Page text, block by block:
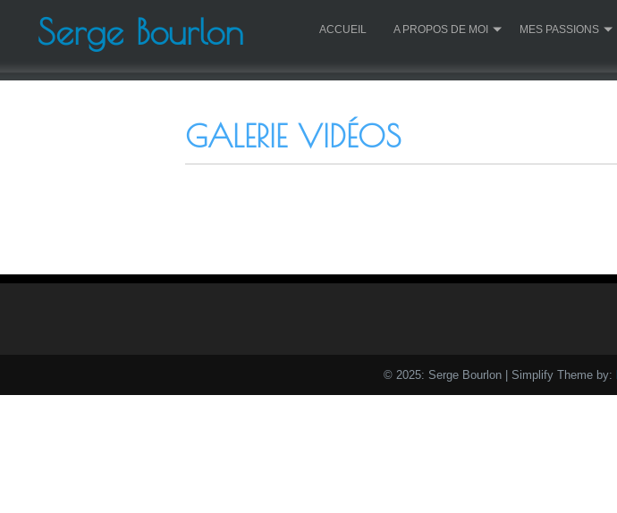
Serge Bourlon ACCUEIL A PROPOS DE MOI MES PASSIONS
GALERIE VIDÉOS
© 2025: Serge Bourlon | Simplify Theme by: